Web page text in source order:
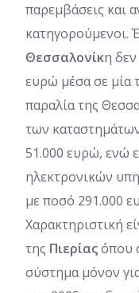
παρεμβάσεις και
κατηγορούμενοι.
Θεσσαλονίκη
ευρώ μέσα σε μία
παραλία της
των
51.000 ευρώ, ενώ
ηλεκτρονικών
με ποσό 291.000
Χαρακτηριστική
της Πιερίαςόπου
σύστημα μόνον